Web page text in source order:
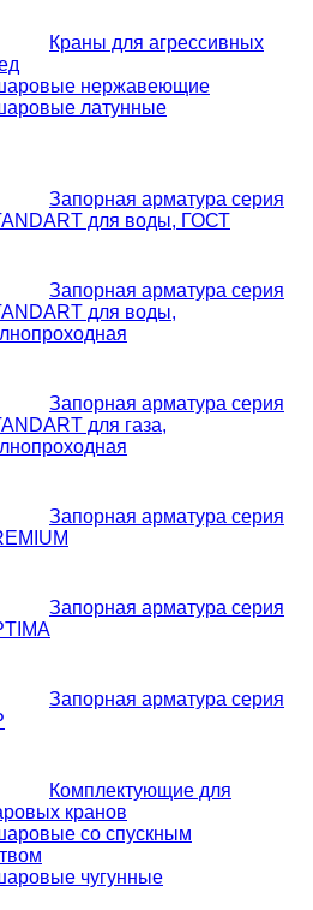
Краны для агрессивных
нержавеющие
латунные
Запорная арматура серия
для воды, ГОСТ
Запорная арматура серия
для воды,
Запорная арматура серия
для газа,
Запорная арматура серия
Запорная арматура серия
Запорная арматура серия
Комплектующие для
кранов
со спускным
чугунные